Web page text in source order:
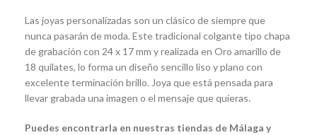
Las joyas personalizadas son un clásico de siempre que
nunca pasarán de moda. Este tradicional colgante tipo chapa
de grabación con 24 x 17 mm y realizada en Oro amarillo de
18 quilates, lo forma un diseño sencillo liso y plano con
excelente terminación brillo. Joya que está pensada para
llevar grabada una imagen o el mensaje que quieras.
Puedes encontrarla en nuestras tiendas de Málaga y